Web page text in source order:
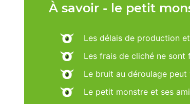
À savoir - le petit
Les délais de production
Les frais de cliché ne
Le bruit au déroulage
Le petit monstre et ses